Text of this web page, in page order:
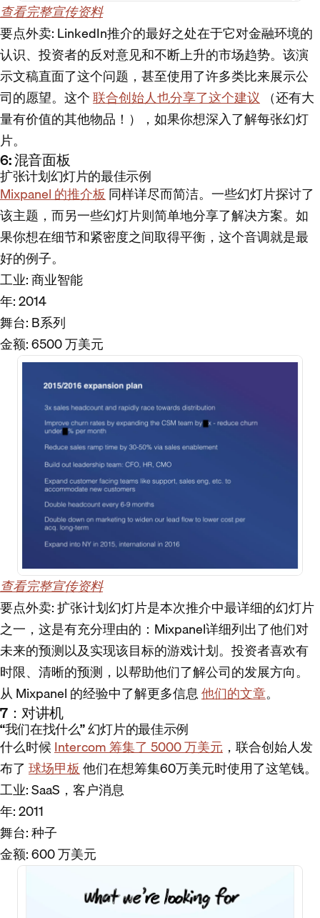
查看完整宣传资料
要点外卖: LinkedIn推介的最好之处在于它对金融环境的
认识、投资者的反对意见和不断上升的市场趋势。该演
示文稿直面了这个问题，甚至使用了许多类比来展示公
司的愿望。这个联合创始人也分享了这个建议 （还有大
量有价值的其他物品！），如果你想深入了解每张幻灯
片。
6: 混音面板
扩张计划幻灯片的最佳示例
Mixpanel 的推介板 同样详尽而简洁。一些幻灯片探讨了
该主题，而另一些幻灯片则简单地分享了解决方案。如
果你想在细节和紧密度之间取得平衡，这个音调就是最
好的例子。
工业: 商业智能
年: 2014
舞台: B系列
金额: 6500 万美元
查看完整宣传资料
要点外卖: 扩张计划幻灯片是本次推介中最详细的幻灯片
之一，这是有充分理由的：Mixpanel详细列出了他们对
未来的预测以及实现该目标的游戏计划。投资者喜欢有
时限、清晰的预测，以帮助他们了解公司的发展方向。
从 Mixpanel 的经验中了解更多信息他们的文章。
7：对讲机
“我们在找什么” 幻灯片的最佳示例
什么时候Intercom 筹集了 5000 万美元 ，联合创始人发
布了 球场甲板他们在想筹集60万美元时使用了这笔钱。
工业: SaaS，客户消息
年: 2011
舞台: 种子
金额: 600 万美元